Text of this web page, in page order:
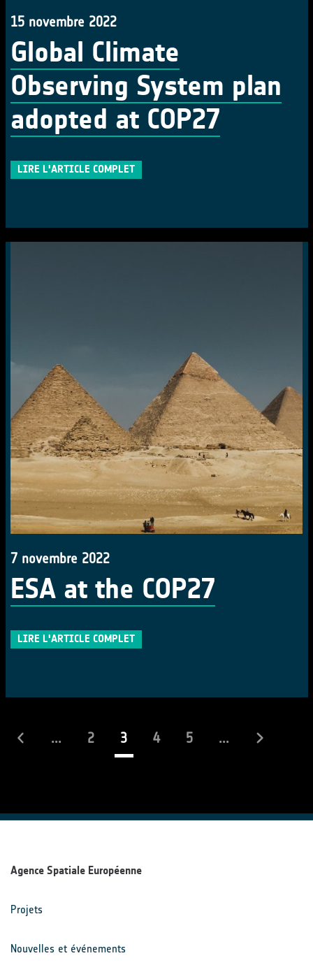
15 novembre 2022
Global Climate
Observing System plan
adopted at COP27
LIRE L'ARTICLE COMPLET
7 novembre 2022
ESA at the COP27
LIRE L'ARTICLE COMPLET
... 2 3(actuel)
4 5 ...
Agence Spatiale Européenne
Projets
Nouvelles et événements